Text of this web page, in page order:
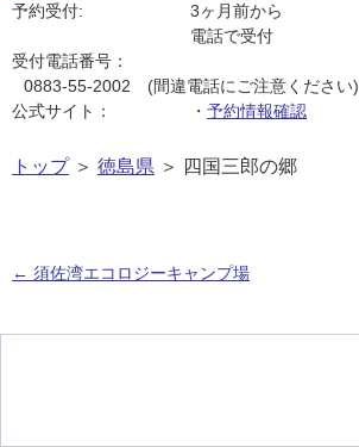
予約受付:
3ヶ月前から
電話で受付
受付電話番号：
0883-55-2002 (間違電話にご注意ください)
公式サイト：
・ 予約情報確認
トップ＞ 徳島県 ＞ 四国三郎の郷
← 須佐湾エコロジーキャンプ場